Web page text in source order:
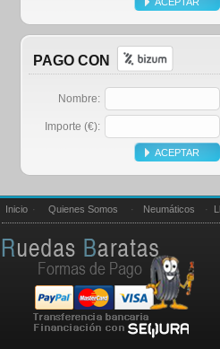
PAGO CON
Nombre:
Importe (€):
Inicio · Quienes Somos · Neumáticos ·